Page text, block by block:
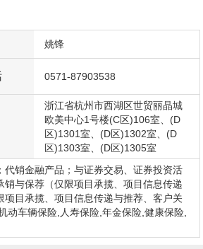
姚锋
0571-87903538
浙江省杭州市西湖区世贸丽晶城
欧美中心1号楼(C区)106室、(D
区)1301室、(D区)1302室、(D
区)1303室、(D区)1305室
销金融产品；与证券交易、证券投资活
与保荐（仅限项目承揽、项目信息传递
目承揽、项目信息传递与推荐、客户关
动车辆保险,人寿保险,年金保险,健康保险,